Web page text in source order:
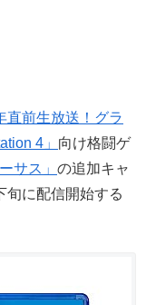
直前生放送！グラ
4」 向け格闘ゲ
サス」 の追加キャ
旬に配信開始する